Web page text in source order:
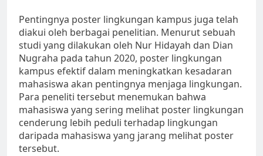
Pentingnya poster lingkungan kampus juga telah
diakui oleh berbagai penelitian. Menurut sebuah
studi yang dilakukan oleh Nur Hidayah dan Dian
Nugraha pada tahun 2020, poster lingkungan
kampus efektif dalam meningkatkan kesadaran
mahasiswa akan pentingnya menjaga lingkungan.
Para peneliti tersebut menemukan bahwa
mahasiswa yang sering melihat poster lingkungan
cenderung lebih peduli terhadap lingkungan
daripada mahasiswa yang jarang melihat poster
tersebut.